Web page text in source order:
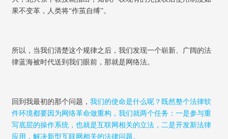
果不变革，人类将“作茧自缚”。
所以，当我们清楚这个规律之后，我们发现一个崭新、广阔的法
律蓝海被时代送到我们眼前，那就是网络法。
回到我最初的那个问题， 我们的使命是什么呢？既然整个法律软
件环境都要因为网络革命做重构，我们就两个任务：一是参与重
写底层的操作系统，也就是互联网相关的立法，二是开发新法律
应用，解决新型互联网相关的法律问题。